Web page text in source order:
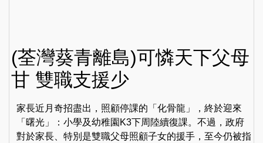
(荃灣葵青離島)可憐天下父母
甘 雙職支援少
家長近月奇招盡出，照顧停課的「化骨龍」，終於迎來
「曙光」：小學及幼稚園K3下周陸續復課。不過，政府
對於家長、特別是雙職父母照顧子女的援手，至今仍被指